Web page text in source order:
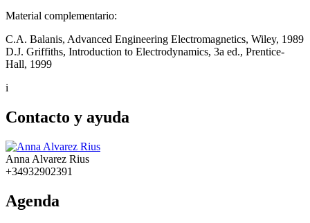
Material complementario:
C.A. Balanis, Advanced Engineering Electromagnetics, Wiley, 1989
D.J. Griffiths, Introduction to Electrodynamics, 3a ed., Prentice-
Hall, 1999
i
Contacto y ayuda
Anna Alvarez Rius
+34932902391
Agenda